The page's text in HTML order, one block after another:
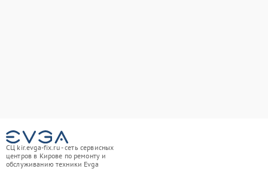
СЦ kir.evga-fix.ru - сеть сервисных
центров в Кирове по ремонту и
обслуживанию техники Evga